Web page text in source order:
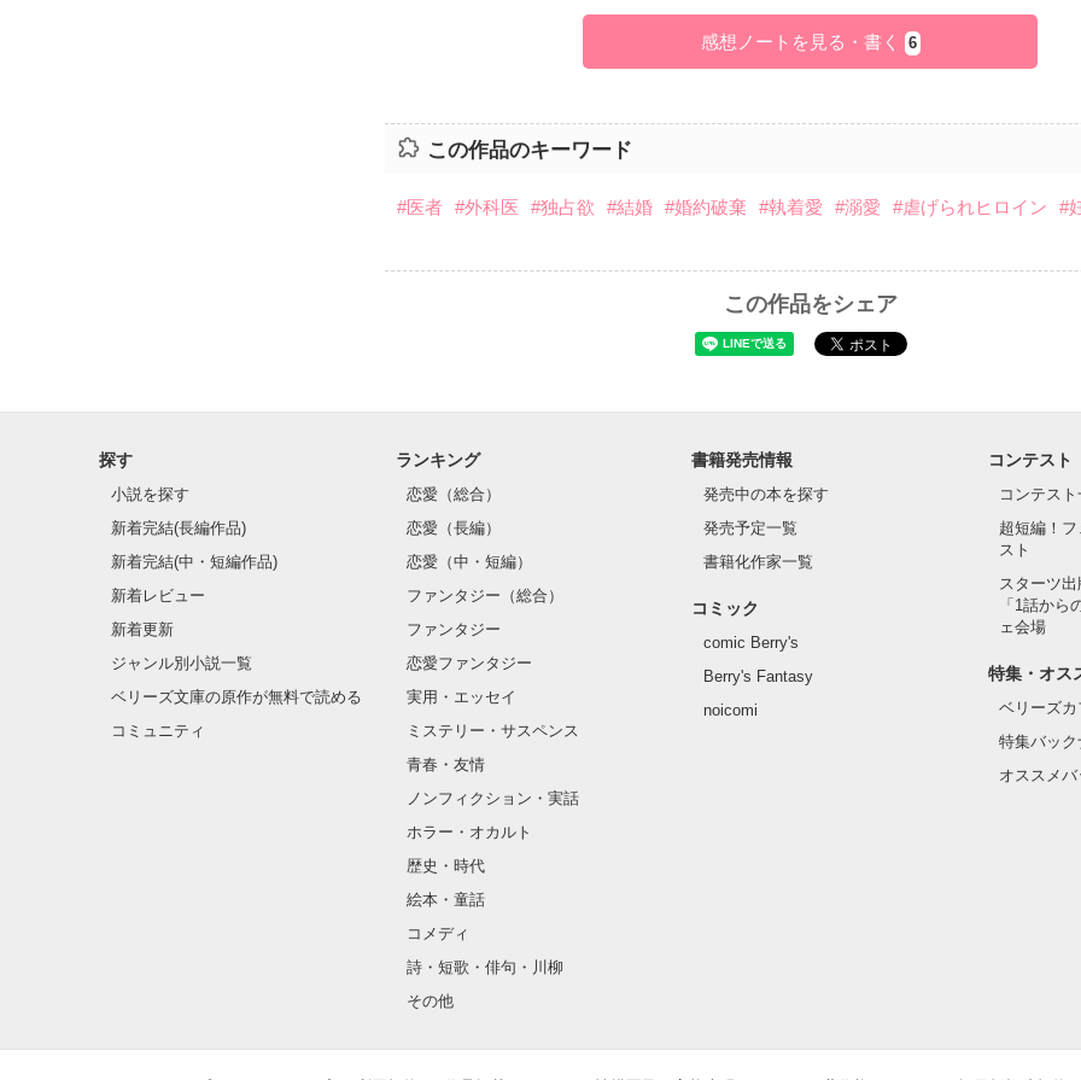
感想ノートを見る・書く 6
この作品のキーワード
#医者 #外科医 #独占欲 #結婚 #婚約破棄 #執着愛 #溺愛 #虐げられヒロイン #
この作品をシェア
探す
小説を探す
新着完結(長編作品)
新着完結(中・短編作品)
新着レビュー
新着更新
ジャンル別小説一覧
ベリーズ文庫の原作が無料で読める
コミュニティ
ランキング
恋愛（総合）
恋愛（長編）
恋愛（中・短編）
ファンタジー（総合）
ファンタジー
恋愛ファンタジー
実用・エッセイ
ミステリー・サスペンス
青春・友情
ノンフィクション・実話
ホラー・オカルト
歴史・時代
絵本・童話
コメディ
詩・短歌・俳句・川柳
その他
書籍発売情報
発売中の本を探す
発売予定一覧
書籍化作家一覧
コミック
comic Berry's
Berry's Fantasy
noicomi
コンテスト
コンテス
超短編！
スト
スターツ
「1話から
ェ会場
特集・オス
ベリーズ
特集バッ
オススメ